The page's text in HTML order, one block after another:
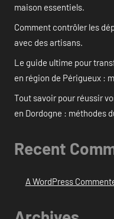
maison essentiels.
Comment contrôler les
avec des artisans.
Le guide ultime pour
en région de Périgueux :
Tout savoir pour réussir
en Dordogne : méthodes
Recent
A WordPress